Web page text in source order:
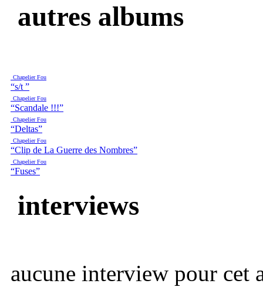
autres albums
Chapelier Fou
“s/t ”
Chapelier Fou
“Scandale !!!”
Chapelier Fou
“Deltas”
Chapelier Fou
“Clip de La Guerre des Nombres”
Chapelier Fou
“Fuses”
interviews
aucune interview pour cet